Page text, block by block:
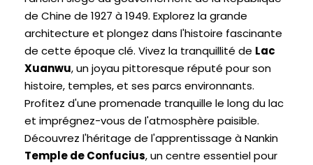
de Chine de 1927 à 1949. Explorez la grande
architecture et plongez dans l'histoire fascinante
de cette époque clé. Vivez la tranquillité de Lac
Xuanwu, un joyau pittoresque réputé pour son
histoire, temples, et ses parcs environnants.
Profitez d'une promenade tranquille le long du lac
et imprégnez-vous de l'atmosphère paisible.
Découvrez l'héritage de l'apprentissage à Nankin
Temple de Confucius, un centre essentiel pour